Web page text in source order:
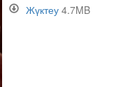
Жүктеу 4.7MB